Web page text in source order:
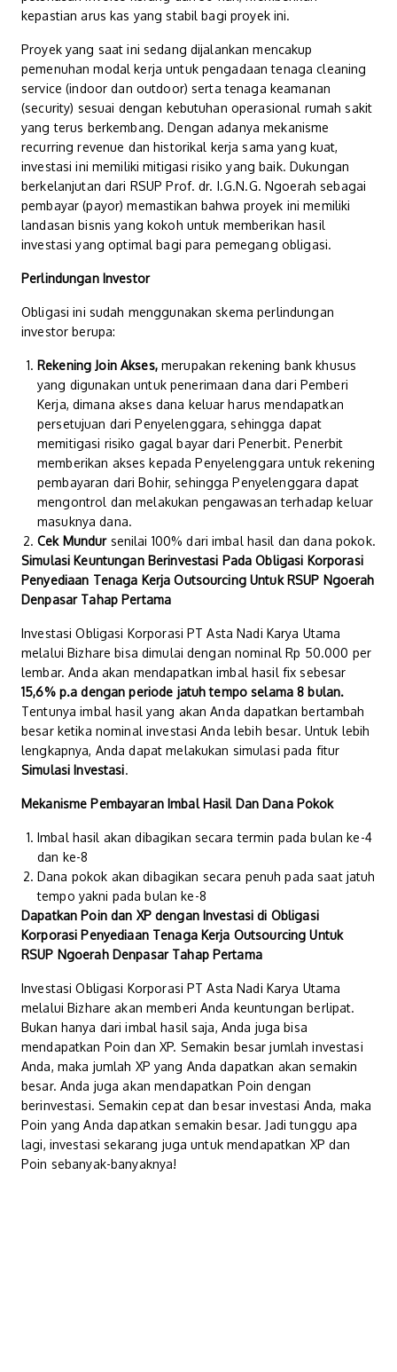
kepastian arus kas yang stabil bagi proyek ini.
Proyek yang saat ini sedang dijalankan mencakup
pemenuhan modal kerja untuk pengadaan tenaga cleaning
service (indoor dan outdoor) serta tenaga keamanan
(security) sesuai dengan kebutuhan operasional rumah sakit
yang terus berkembang. Dengan adanya mekanisme
recurring revenue dan historikal kerja sama yang kuat,
investasi ini memiliki mitigasi risiko yang baik. Dukungan
berkelanjutan dari RSUP Prof. dr. I.G.N.G. Ngoerah sebagai
pembayar (payor) memastikan bahwa proyek ini memiliki
landasan bisnis yang kokoh untuk memberikan hasil
investasi yang optimal bagi para pemegang obligasi.
Perlindungan Investor
Obligasi ini sudah menggunakan skema perlindungan
investor berupa:
Rekening Join Akses, merupakan rekening bank khusus
yang digunakan untuk penerimaan dana dari Pemberi
Kerja, dimana akses dana keluar harus mendapatkan
persetujuan dari Penyelenggara, sehingga dapat
memitigasi risiko gagal bayar dari Penerbit. Penerbit
memberikan akses kepada Penyelenggara untuk rekening
pembayaran dari Bohir, sehingga Penyelenggara dapat
mengontrol dan melakukan pengawasan terhadap keluar
masuknya dana.
Cek Mundursenilai 100% dari imbal hasil dan dana pokok.
Simulasi Keuntungan Berinvestasi Pada Obligasi Korporasi
Penyediaan Tenaga Kerja Outsourcing Untuk RSUP Ngoerah
Denpasar Tahap Pertama
Investasi Obligasi Korporasi PT Asta Nadi Karya Utama
melalui Bizhare bisa dimulai dengan nominal Rp 50.000 per
lembar. Anda akan mendapatkan imbal hasil fix sebesar
15,6% p.a dengan periode jatuh tempo selama 8 bulan.
Tentunya imbal hasil yang akan Anda dapatkan bertambah
besar ketika nominal investasi Anda lebih besar. Untuk lebih
lengkapnya, Anda dapat melakukan simulasi pada fitur
Simulasi Investasi.
Mekanisme Pembayaran Imbal Hasil Dan Dana Pokok
Imbal hasil akan dibagikan secara termin pada bulan ke-4
dan ke-8
Dana pokok akan dibagikan secara penuh pada saat jatuh
tempo yakni pada bulan ke-8
Dapatkan Poin dan XP dengan Investasi di Obligasi
Korporasi Penyediaan Tenaga Kerja Outsourcing Untuk
RSUP Ngoerah Denpasar Tahap Pertama
Investasi Obligasi Korporasi PT Asta Nadi Karya Utama
melalui Bizhare akan memberi Anda keuntungan berlipat.
Bukan hanya dari imbal hasil saja, Anda juga bisa
mendapatkan Poin dan XP. Semakin besar jumlah investasi
Anda, maka jumlah XP yang Anda dapatkan akan semakin
besar. Anda juga akan mendapatkan Poin dengan
berinvestasi. Semakin cepat dan besar investasi Anda, maka
Poin yang Anda dapatkan semakin besar. Jadi tunggu apa
lagi, investasi sekarang juga untuk mendapatkan XP dan
Poin sebanyak-banyaknya!